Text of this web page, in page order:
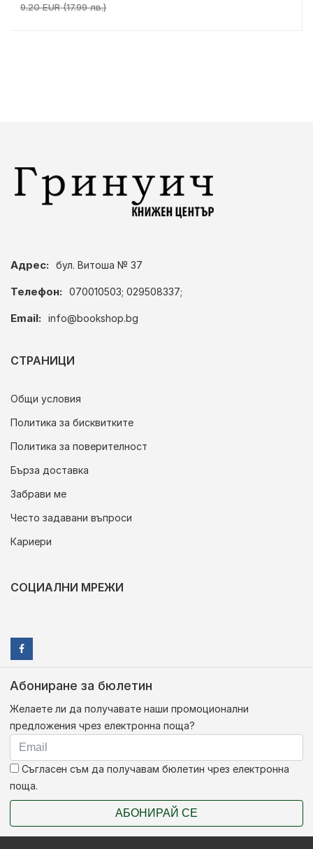
9.20 EUR (17.99 лв.)
Адрес: бул. Витоша № 37
Телефон: 070010503; 029508337;
Email: info@bookshop.bg
СТРАНИЦИ
Общи условия
Политика за бисквитките
Политика за поверителност
Бърза доставка
Забрави ме
Често задавани въпроси
Кариери
СОЦИАЛНИ МРЕЖИ
Абониране за бюлетин
Желаете ли да получавате наши промоционални
предложения чрез електронна поща?
Съгласен съм да получавам бюлетин чрез електронна
поща.
АБОНИРАЙ СЕ